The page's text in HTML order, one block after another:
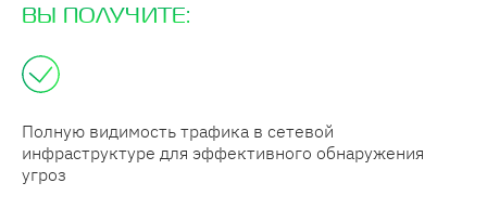
ВЫ ПОЛУЧИТЕ:
Полную видимость трафика в сетевой
инфраструктуре для эффективного обнаружения
угроз